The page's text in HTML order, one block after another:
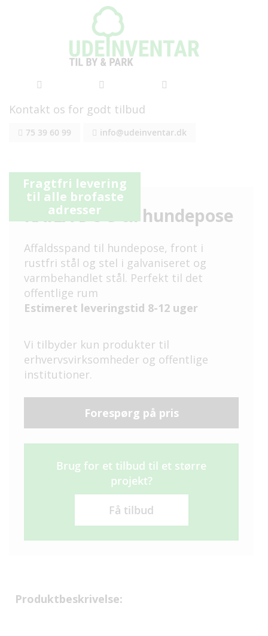
Skip
to
Kontakt os for godt tilbud
75 39 60 99 info@udeinventar.dk
Gå
slutningen
af
Gå
starten
af
Fragtfri levering
til alle brofaste
adresser
RAILA DOG til hundepose
Affaldsspand til hundepose, front i
rustfri stål og stel i galvaniseret og
varmbehandlet stål. Perfekt til det
offentlige rum
Estimeret leveringstid 8-12 uger
Vi tilbyder kun produkter til
erhvervsvirksomheder og offentlige
institutioner.
Forespørg på pris
Brug for et tilbud til et større
projekt?
Få tilbud
Produktbeskrivelse: